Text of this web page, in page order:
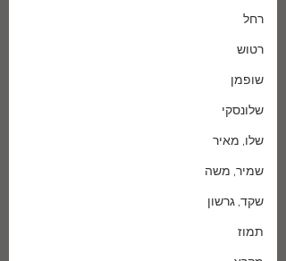
רחל
רטוש
שופמן
שלונסקי
שלו, מאיר
שמיר, משה
שקד, גרשון
תמוז